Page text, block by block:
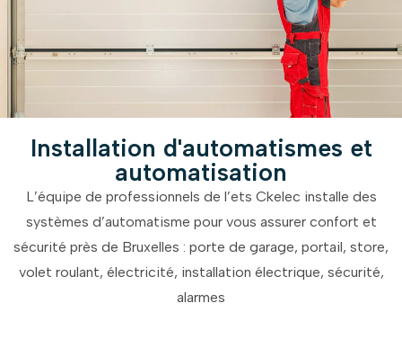
Installation d'automatismes et
automatisation
L’équipe de professionnels de l’ets Ckelec installe des
systèmes d’automatisme pour vous assurer confort et
sécurité près de Bruxelles : porte de garage, portail, store,
volet roulant, électricité, installation électrique, sécurité,
alarmes